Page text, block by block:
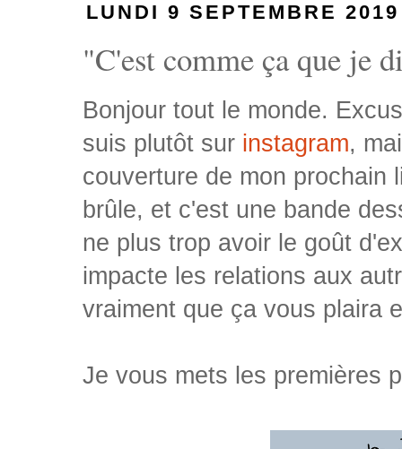
LUNDI 9 SEPTEMBRE 2019
"C'est comme ça que je
Bonjour tout le monde.
suis plutôt sur instagram,
couverture de mon prochain
brûle, et c'est une bande
ne plus trop avoir le goût
impacte les relations aux
vraiment que ça vous plaira
Je vous mets les premières